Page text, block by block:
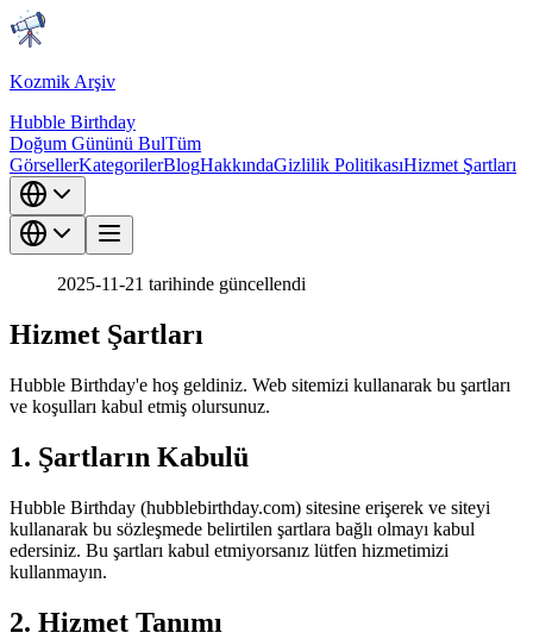
Kozmik Arşiv
Hubble Birthday
Doğum Gününü BulTüm
GörsellerKategorilerBlogHakkındaGizlilik PolitikasıHizmet Şartları
2025-11-21 tarihinde güncellendi
Hizmet Şartları
Hubble Birthday'e hoş geldiniz. Web sitemizi kullanarak bu şartları
ve koşulları kabul etmiş olursunuz.
1. Şartların Kabulü
Hubble Birthday (hubblebirthday.com) sitesine erişerek ve siteyi
kullanarak bu sözleşmede belirtilen şartlara bağlı olmayı kabul
edersiniz. Bu şartları kabul etmiyorsanız lütfen hizmetimizi
kullanmayın.
2. Hizmet Tanımı